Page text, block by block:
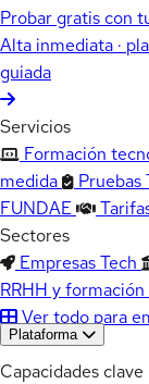
Probar gratis con
Alta inmediata ·
guiada
Servicios
Formación
medida
Pruebas
FUNDAE
Sectores
Empresas Tech
RRHH y formación
Ver todo para
Plataforma
Capacidades clave